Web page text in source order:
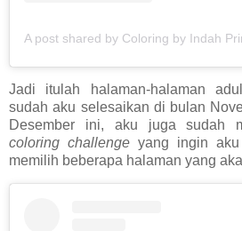
Jadi itulah halaman-halaman
sudah aku selesaikan di bulan
Desember ini, aku juga sudah
coloring challenge yang ingin
memilih beberapa halaman yang